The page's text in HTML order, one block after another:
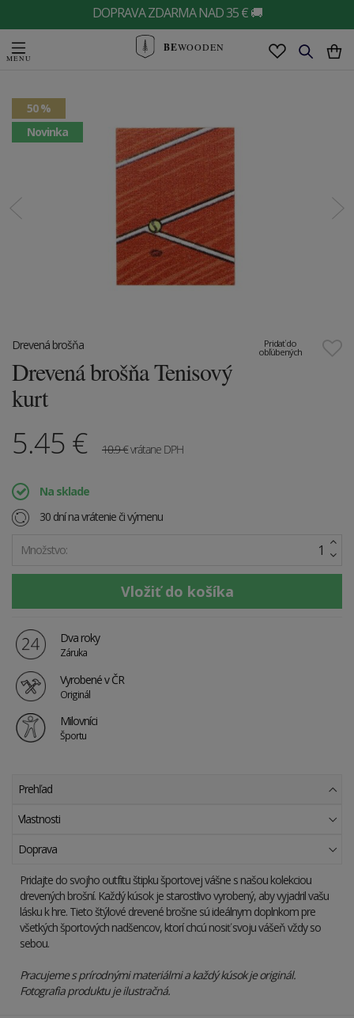
DOPRAVA ZDARMA NAD 35 € 🚚
BEWOODEN
50 %
Novinka
Pridať do
obľúbených
Drevená brošňa
Drevená brošňa Tenisový
kurt
5.45 € 10.9€vrátane DPH
Na sklade
30 dní na vrátenie či výmenu
Množstvo:
Dva roky
Záruka
Vyrobené v ČR
Originál
Milovníci
Športu
Prehľad
Vlastnosti
Doprava
Pridajte do svojho outfitu štipku športovej vášne s našou kolekciou
drevených brošní. Každý kúsok je starostlivo vyrobený, aby vyjadril vašu
lásku k hre. Tieto štýlové drevené brošne sú ideálnym doplnkom pre
všetkých športových nadšencov, ktorí chcú nosiť svoju vášeň vždy so
sebou.
Pracujeme s prírodnými materiálmi a každý kúsok je originál.
Fotografia produktu je ilustračná.